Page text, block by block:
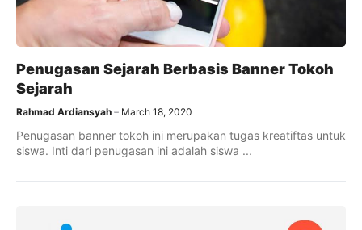
Penugasan Sejarah Berbasis Banner Tokoh
Sejarah
Rahmad Ardiansyah March 18, 2020
Penugasan banner tokoh ini merupakan tugas kreatiftas untuk
siswa. Inti dari penugasan ini adalah siswa ...